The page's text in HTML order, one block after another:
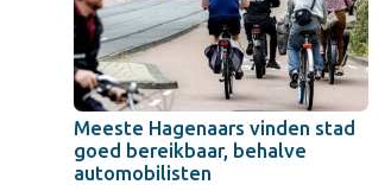
Meeste Hagenaars vinden stad
goed bereikbaar, behalve
automobilisten